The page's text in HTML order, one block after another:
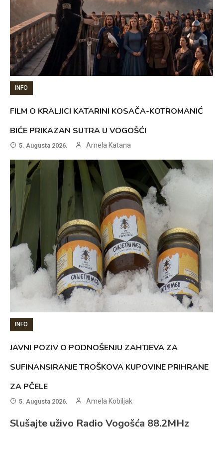
INFO
FILM O KRALJICI KATARINI KOSAČA-KOTROMANIĆ
BIĆE PRIKAZAN SUTRA U VOGOŠĆI
5. Augusta 2026. Arnela Katana
INFO
JAVNI POZIV O PODNOŠENJU ZAHTJEVA ZA
SUFINANSIRANJE TROŠKOVA KUPOVINE PRIHRANE
ZA PČELE
5. Augusta 2026. Amela Kobiljak
Slušajte uživo Radio Vogošća 88.2MHz